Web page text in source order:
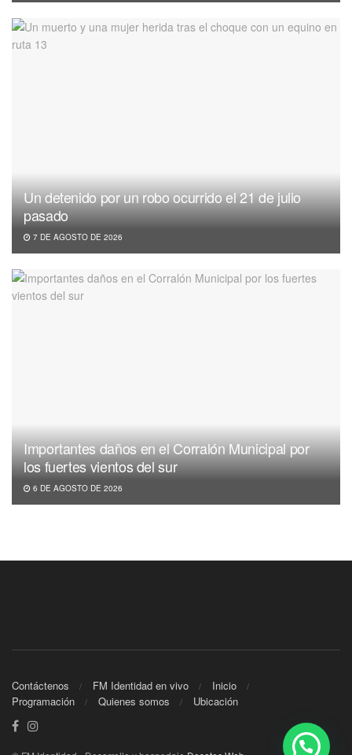
Un detenido por un robo ocurrido el 21 de julio
pasado
7 DE AGOSTO DE 2026
Importantes daños en el Corralón Municipal por
los fuertes vientos del sur
6 DE AGOSTO DE 2026
Contáctenos FM Identidad en vivo
Inicio
Programación
Quienes somos Ubicación